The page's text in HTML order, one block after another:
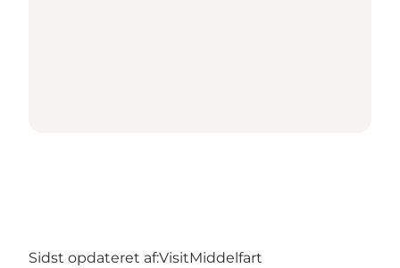
Sidst opdateret af:VisitMiddelfart